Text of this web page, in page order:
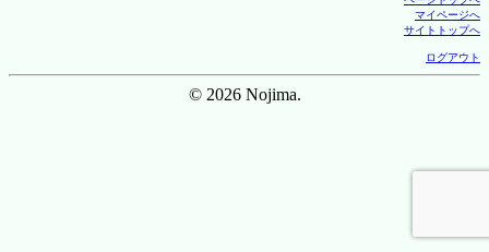
マイページへ
サイトトップへ
ログアウト
© 2026 Nojima.